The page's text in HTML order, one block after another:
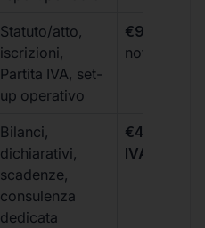
Statuto/atto,
iscrizioni,
Partita IVA, set-
up operativo
€99 + IVA
notarili
Bilanci,
dichiarativi,
scadenze,
consulenza
dedicata
€499 +
IVA/